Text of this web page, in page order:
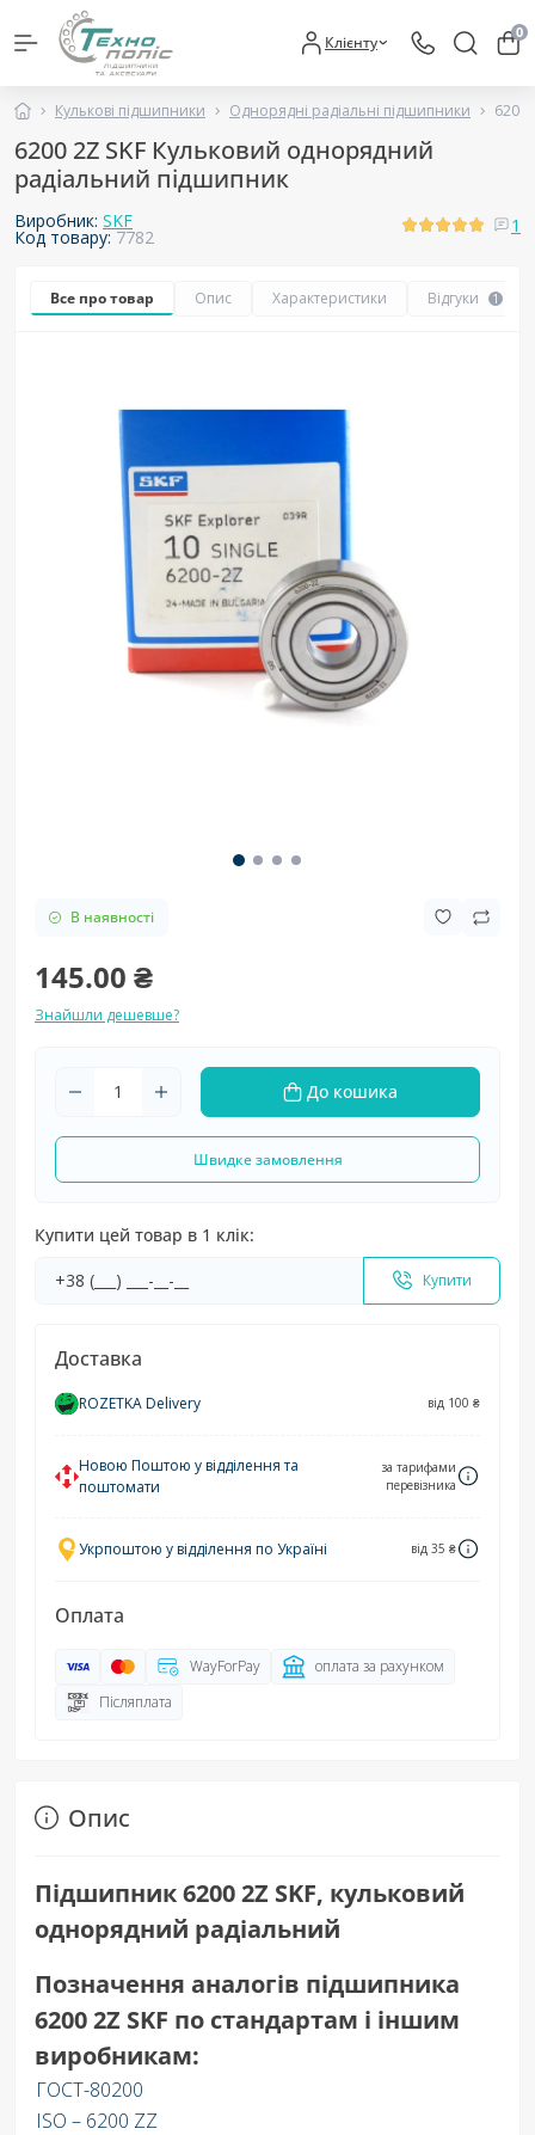
Клієнту 0
Кулькові підшипники Однорядні радіальні підшипники 6200
6200 2Z SKF Кульковий однорядний
радіальний підшипник
Виробник: SKF
Код товару:7782
1
Все про товар Опис Характеристики Відгуки 1
В наявності
145.00 ₴
Знайшли дешевше?
До кошика
Швидке замовлення
Купити цей товар в 1 клік:
Купити
Доставка
ROZETKA Delivery від 100 ₴
Новою Поштою у відділення та
поштомати
за тарифами
перевізника
Укрпоштою у відділення по Україні від 35 ₴
Оплата
WayForPay
оплата за рахунком
Післяплата
Опис
Підшипник 6200 2Z SKF, кульковий
однорядний радіальний
Позначення аналогів підшипника
6200 2Z SKF по стандартам і іншим
виробникам:
ГОСТ-80200
ISO – 6200 ZZ